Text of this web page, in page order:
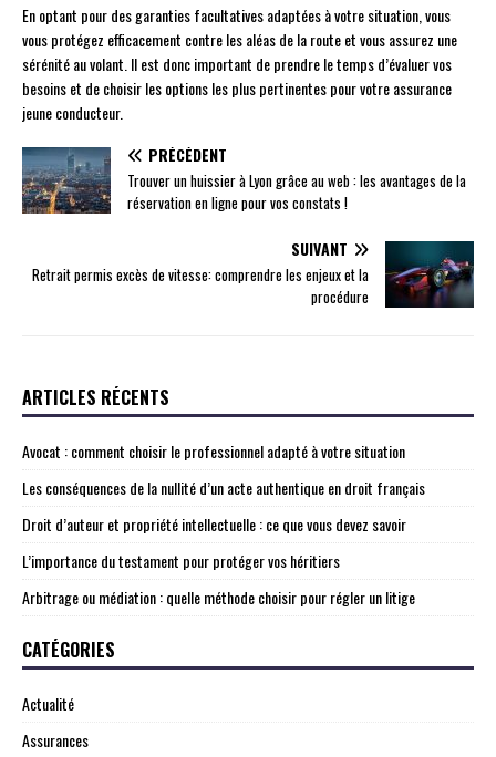
En optant pour des garanties facultatives adaptées à votre situation, vous
vous protégez efficacement contre les aléas de la route et vous assurez une
sérénité au volant. Il est donc important de prendre le temps d’évaluer vos
besoins et de choisir les options les plus pertinentes pour votre assurance
jeune conducteur.
PRÉCÉDENT
Trouver un huissier à Lyon grâce au web : les avantages de la
réservation en ligne pour vos constats !
SUIVANT
Retrait permis excès de vitesse: comprendre les enjeux et la
procédure
ARTICLES RÉCENTS
Avocat : comment choisir le professionnel adapté à votre situation
Les conséquences de la nullité d’un acte authentique en droit français
Droit d’auteur et propriété intellectuelle : ce que vous devez savoir
L’importance du testament pour protéger vos héritiers
Arbitrage ou médiation : quelle méthode choisir pour régler un litige
CATÉGORIES
Actualité
Assurances